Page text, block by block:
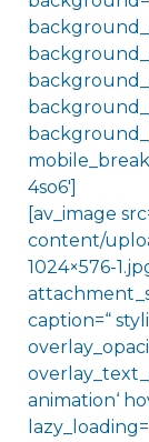
4so6′]
[av_image
content/
1024×576-
caption=“
animation‘